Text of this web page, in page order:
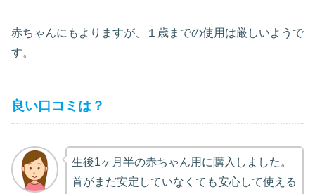
赤ちゃんにもよりますが、１歳までの使用は厳しいようで
す。
良い口コミは？
生後1ヶ月半の赤ちゃん用に購入しました。
首がまだ安定していなくても安心して使える